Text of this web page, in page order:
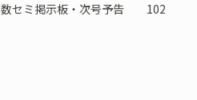
数セミ掲示板・次号予告 102